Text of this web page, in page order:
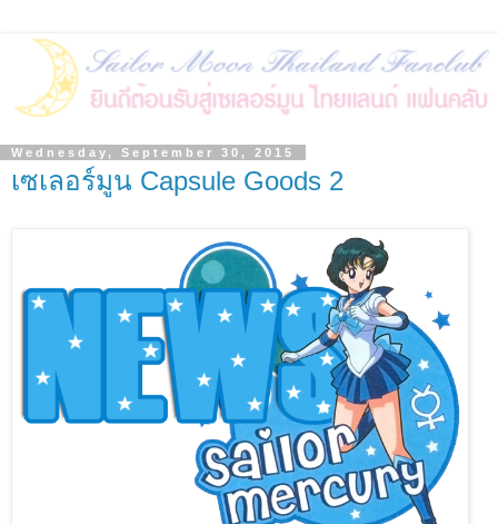
Wednesday, September 30, 2015
เซเลอร์มูน Capsule Goods 2